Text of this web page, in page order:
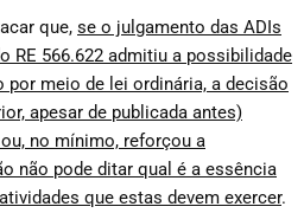
que, se o julgamento das ADIs
RE 566.622 admitiu a possibilidade
por meio de lei ordinária, a decisão
apesar de publicada antes)
no mínimo, reforçou a
não pode ditar qual é a essência
que estas devem exercer.